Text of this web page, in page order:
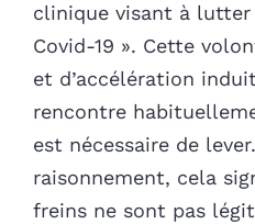
clinique visant à lutter
Covid-19 ». Cette
et d’accélération
rencontre
est nécessaire de
raisonnement, cela
freins ne sont pas